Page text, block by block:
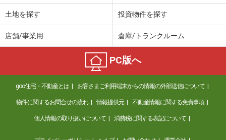
土地を探す 投資物件を探す
店舗/事業用 倉庫/トランクルーム
PC版へ
goo住宅・不動産とは お客さまご利用端末からの情報の外部送信について
物件に関するお問合せの流れ 情報提供元 不動産情報に関する免責事項
個人情報の取り扱いについて 消費税に関する表記について